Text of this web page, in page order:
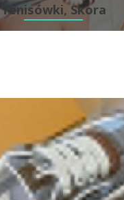
Tenisówki, Skora